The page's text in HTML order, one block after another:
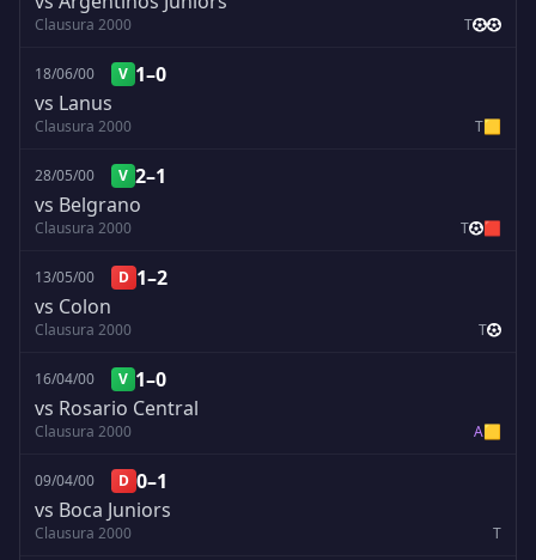
Clausura 2000 T
18/06/00 V 1–0
vs Lanus
Clausura 2000 T🟨
28/05/00 V 2–1
vs Belgrano
Clausura 2000 T 🟥
13/05/00 D 1–2
vs Colon
Clausura 2000 T
16/04/00 V 1–0
vs Rosario Central
Clausura 2000 A🟨
09/04/00 D 0–1
vs Boca Juniors
Clausura 2000 T